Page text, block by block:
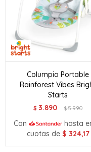
Columpio Portable
Rainforest Vibes
Starts
$ 3.890 $5.990
Con hasta
cuotas de $ 324,17